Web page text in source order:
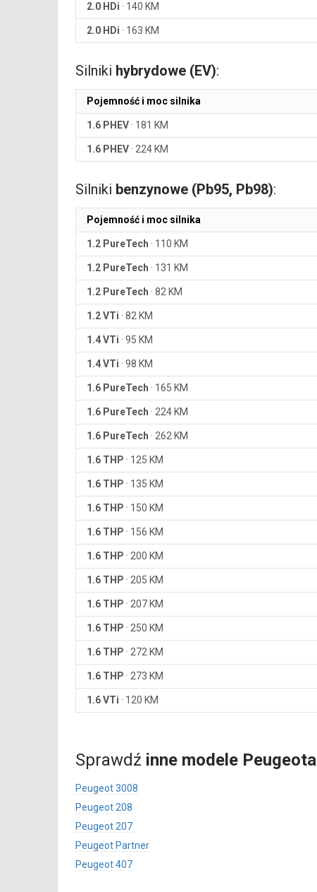
2.0 HDi · 140 KM
2.0 HDi · 163 KM
Silniki hybrydowe (EV):
Pojemność i moc silnika
1.6 PHEV · 181 KM
1.6 PHEV · 224 KM
Silniki benzynowe (Pb95, Pb98):
Pojemność i moc silnika
1.2 PureTech · 110 KM
1.2 PureTech · 131 KM
1.2 PureTech · 82 KM
1.2 VTi · 82 KM
1.4 VTi · 95 KM
1.4 VTi · 98 KM
1.6 PureTech · 165 KM
1.6 PureTech · 224 KM
1.6 PureTech · 262 KM
1.6 THP · 125 KM
1.6 THP · 135 KM
1.6 THP · 150 KM
1.6 THP · 156 KM
1.6 THP · 200 KM
1.6 THP · 205 KM
1.6 THP · 207 KM
1.6 THP · 250 KM
1.6 THP · 272 KM
1.6 THP · 273 KM
1.6 VTi · 120 KM
Sprawdź inne modele Peugeota
Peugeot 3008
Peugeot 208
Peugeot 207
Peugeot Partner
Peugeot 407